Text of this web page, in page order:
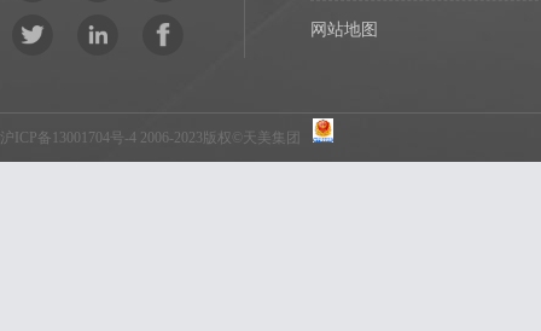
网站地图
沪ICP备13001704号-4 2006-2023版权©天美集团